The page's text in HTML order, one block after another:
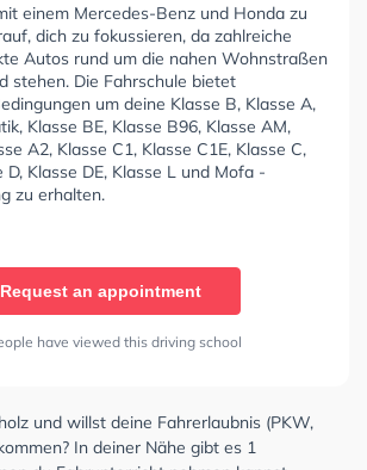
einem Mercedes-Benz und Honda zu
dich zu fokussieren, da zahlreiche
Autos rund um die nahen Wohnstraßen
stehen. Die Fahrschule bietet
um deine Klasse B, Klasse A,
Klasse BE, Klasse B96, Klasse AM,
A2, Klasse C1, Klasse C1E, Klasse C,
D, Klasse DE, Klasse L und Mofa -
zu erhalten.
Request an appointment
have viewed this driving school
und willst deine Fahrerlaubnis (PKW,
In deiner Nähe gibt es 1